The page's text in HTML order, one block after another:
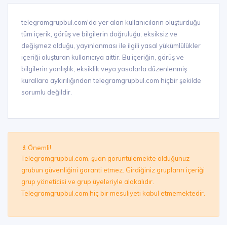
telegramgrupbul.com'da yer alan kullanıcıların oluşturduğu
tüm içerik, görüş ve bilgilerin doğruluğu, eksiksiz ve
değişmez olduğu, yayınlanması ile ilgili yasal yükümlülükler
içeriği oluşturan kullanıcıya aittir. Bu içeriğin, görüş ve
bilgilerin yanlışlık, eksiklik veya yasalarla düzenlenmiş
kurallara aykırılığından telegramgrupbul.com hiçbir şekilde
sorumlu değildir.
Önemli!
Telegramgrupbul.com, şuan görüntülemekte olduğunuz
grubun güvenliğini garanti etmez. Girdiğiniz grupların içeriği
grup yöneticisi ve grup üyeleriyle alakalıdır.
Telegramgrupbul.com hiç bir mesuliyeti kabul etmemektedir.